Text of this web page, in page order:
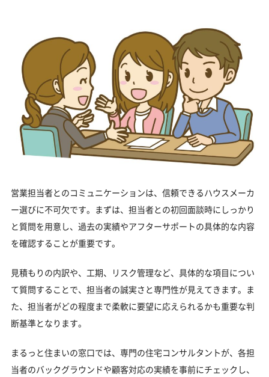
営業担当者とのコミュニケーションは、信頼できるハウスメーカ
ー選びに不可欠です。まずは、担当者との初回面談時にしっかり
と質問を用意し、過去の実績やアフターサポートの具体的な内容
を確認することが重要です。
見積もりの内訳や、工期、リスク管理など、具体的な項目につい
て質問することで、担当者の誠実さと専門性が見えてきます。ま
た、担当者がどの程度まで柔軟に要望に応えられるかも重要な判
断基準となります。
まるっと住まいの窓口では、専門の住宅コンサルタントが、各担
当者のバックグラウンドや顧客対応の実績を事前にチェックし、